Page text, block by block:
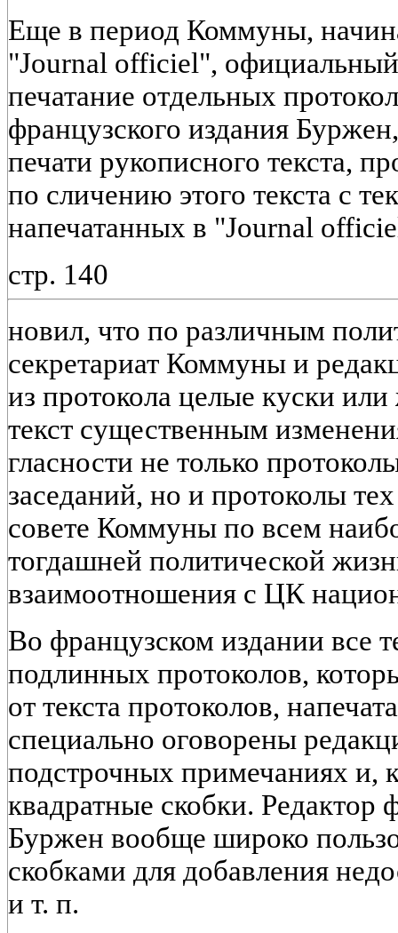
Еще в период Коммуны,
"Journal officiel",
печатание отдельных
французского издания
печати рукописного текста,
по сличению этого текста с
напечатанных в "Journal
стр. 140
новил, что по различным
секретариат Коммуны и
из протокола целые куски
текст существенным
гласности не только
заседаний, но и протоколы
совете Коммуны по всем
тогдашней политической
взаимоотношения с ЦК
Во французском издании все
подлинных протоколов,
от текста протоколов,
специально оговорены
подстрочных примечаниях и,
квадратные скобки. Редактор
Буржен вообще широко
скобками для добавления
и т. п.